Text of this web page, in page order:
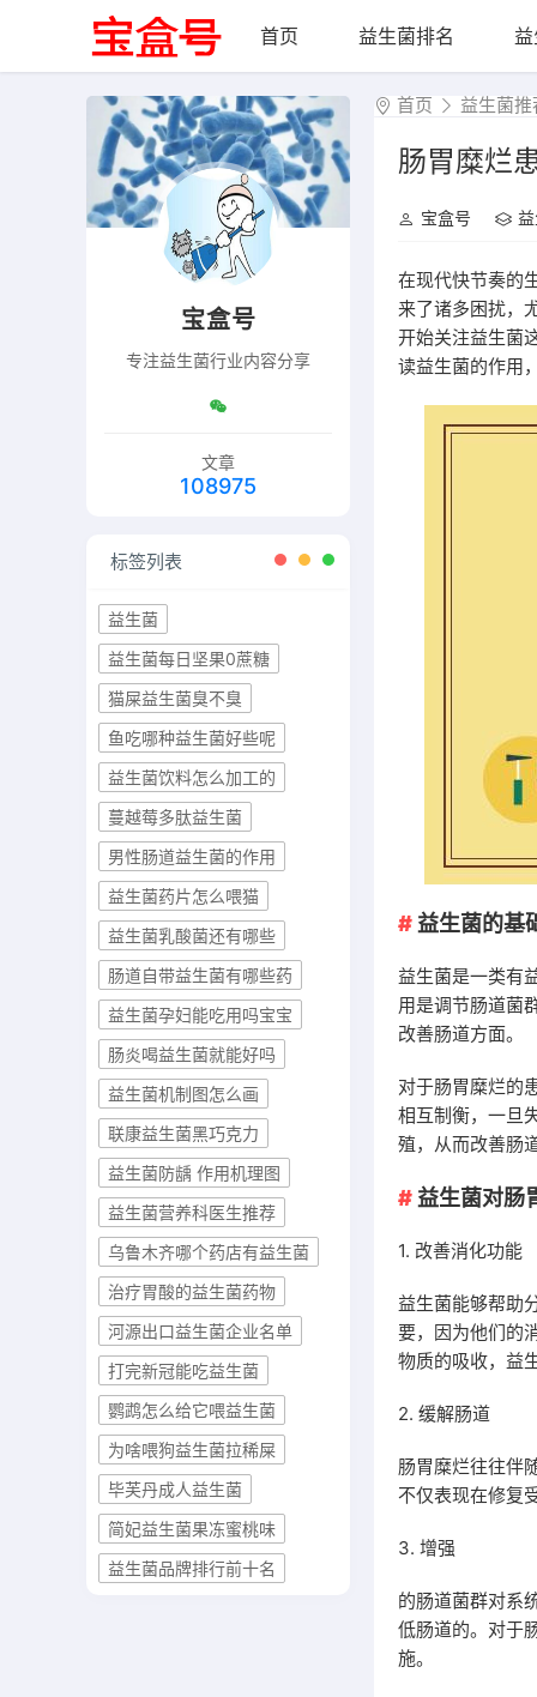
首页 益生菌排名
宝盒号
专注益生菌行业内容分享
文章
108975
标签列表
益生菌
益生菌每日坚果0蔗糖
猫屎益生菌臭不臭
鱼吃哪种益生菌好些呢
益生菌饮料怎么加工的
蔓越莓多肽益生菌
男性肠道益生菌的作用
益生菌药片怎么喂猫
益生菌乳酸菌还有哪些
肠道自带益生菌有哪些药
益生菌孕妇能吃用吗宝宝
肠炎喝益生菌就能好吗
益生菌机制图怎么画
联康益生菌黑巧克力
益生菌防龋 作用机理图
益生菌营养科医生推荐
乌鲁木齐哪个药店有益生菌
治疗胃酸的益生菌药物
河源出口益生菌企业名单
打完新冠能吃益生菌
鹦鹉怎么给它喂益生菌
为啥喂狗益生菌拉稀屎
毕芙丹成人益生菌
简妃益生菌果冻蜜桃味
益生菌品牌排行前十名
首页 益生菌推
肠胃糜烂
宝盒号
在现代快节奏的
来了诸多困扰，
开始关注益生菌
读益生菌的作用
益生菌的基
益生菌是一类有
用是调节肠道菌
改善肠道方面。
对于肠胃糜烂的
相互制衡，一旦
殖，从而改善肠
益生菌对肠
1. 改善消化功能
益生菌能够帮助
要，因为他们的
物质的吸收，益
2. 缓解肠道
肠胃糜烂往往伴
不仅表现在修复
3. 增强
的肠道菌群对系
低肠道的。对于
施。